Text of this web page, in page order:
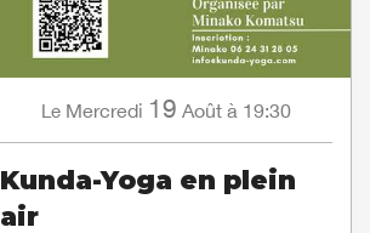
Le Mercredi 19 Août à 19:30
Kunda-Yoga en plein
air